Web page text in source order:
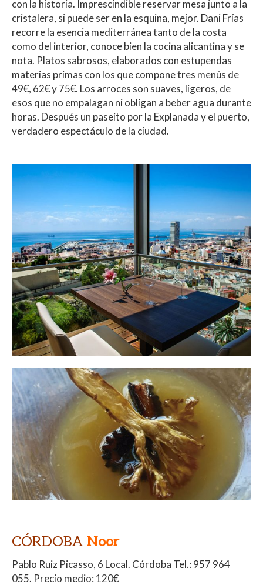
con la historia. Imprescindible reservar mesa junto a la
cristalera, si puede ser en la esquina, mejor. Dani Frías
recorre la esencia mediterránea tanto de la costa
como del interior, conoce bien la cocina alicantina y se
nota. Platos sabrosos, elaborados con estupendas
materias primas con los que compone tres menús de
49€, 62€ y 75€. Los arroces son suaves, ligeros, de
esos que no empalagan ni obligan a beber agua durante
horas. Después un paseíto por la Explanada y el puerto,
verdadero espectáculo de la ciudad.
CÓRDOBA Noor
Pablo Ruiz Picasso, 6 Local. Córdoba Tel.: 957 964
055. Precio medio: 120€